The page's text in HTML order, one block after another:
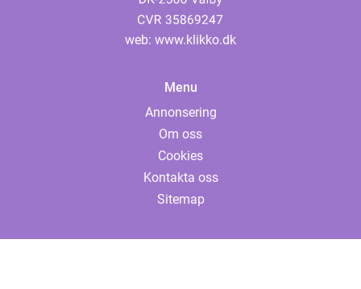
web: www.klikko.dk
Menu
Annonsering
Om oss
Cookies
Kontakta oss
Sitemap